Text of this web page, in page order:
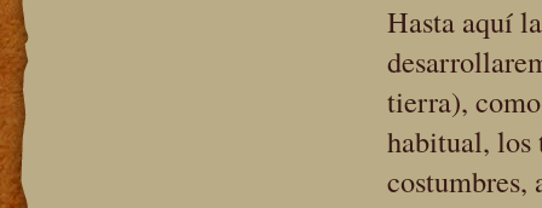
Hasta aquí
tierra),
habitual, los
costumbres,